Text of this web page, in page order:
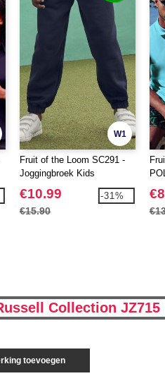
W1
Fruit of the Loom SC291 -
Joggingbroek Kids
€10.99
€15.90
-31%
Collection JZ715
toevoegen